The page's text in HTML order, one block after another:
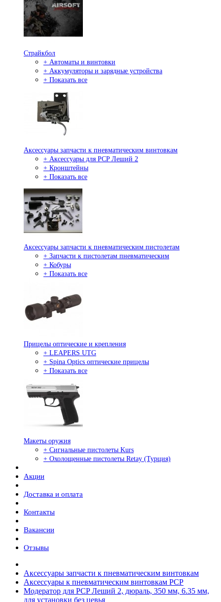
Страйкбол
+ Автоматы и винтовки
+ Аккумуляторы и зарядные устройства
+ Показать все
Аксессуары запчасти к пневматическим винтовкам
+ Аксессуары для PCP Леший 2
+ Кронштейны
+ Показать все
Аксессуары запчасти к пневматическим пистолетам
+ Запчасти к пистолетам пневматическим
+ Кобуры
+ Показать все
Прицелы оптические и крепления
+ LEAPERS UTG
+ Spina Optics оптические прицелы
+ Показать все
Макеты оружия
+ Сигнальные пистолеты Kurs
+ Охолощенные пистолеты Retay (Турция)
Акции
Доставка и оплата
Контакты
Вакансии
Отзывы
Аксессуары запчасти к пневматическим винтовкам
Аксессуары к пневматическим винтовкам PCP
Модератор для PCP Леший 2, дюраль, 350 мм, 6.35 мм,
для установки без цевья